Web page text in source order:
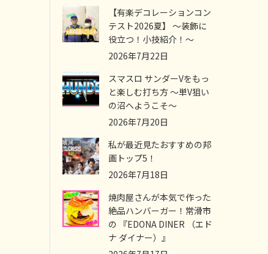
【有楽デコレーションコン
テスト2026夏】 ～装飾に
役立つ！小技紹介！～
2026年7月22日
スマスロ サンダーVをもっ
と楽しむ打ち方 ～単V狙い
の沼へようこそ～
2026年7月20日
私が最近見たおすすめの邦
画トップ5！
2026年7月18日
焼肉屋さんが本気で作った
絶品ハンバーガー！常滑市
の 『EDONA DINER （エド
ナ ダイナー）』